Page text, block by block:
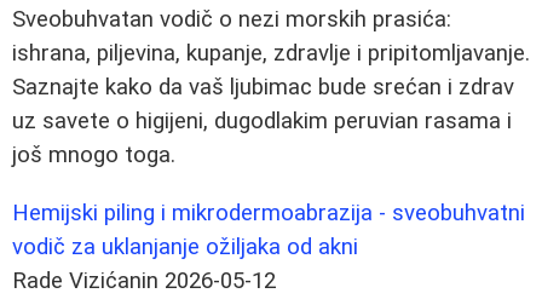
Sveobuhvatan vodič o nezi morskih prasića:
ishrana, piljevina, kupanje, zdravlje i pripitomljavanje.
Saznajte kako da vaš ljubimac bude srećan i zdrav
uz savete o higijeni, dugodlakim peruvian rasama i
još mnogo toga.
Hemijski piling i mikrodermoabrazija - sveobuhvatni
vodič za uklanjanje ožiljaka od akni
Rade Vizićanin 2026-05-12